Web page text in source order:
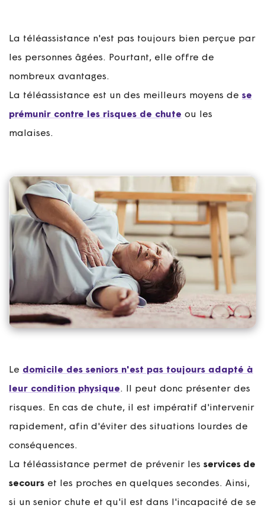
La téléassistance n'est pas toujours bien perçue par
les personnes âgées. Pourtant, elle offre de
nombreux avantages.
La téléassistance est un des meilleurs moyens de se
prémunir contre les risques de chute ou les
malaises.
Le domicile des seniors n'est pas toujours adapté à
leur condition physique. Il peut donc présenter des
risques. En cas de chute, il est impératif d'intervenir
rapidement, afin d'éviter des situations lourdes de
conséquences.
La téléassistance permet de prévenir les services de
secours et les proches en quelques secondes. Ainsi,
si un senior chute et qu'il est dans l'incapacité de se